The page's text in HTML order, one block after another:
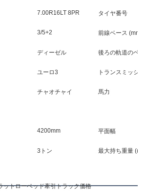
7.00R16LT 8PR タイヤ番号
3/5+2 前線ベース (mm)
ディーゼル 後ろの軌道のベ
ユーロ3 トランスミッシ
チャオチャイ 馬力
4200mm 平面幅
3トン 最大持ち重量